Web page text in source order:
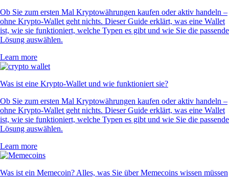
Ob Sie zum ersten Mal Kryptowährungen kaufen oder aktiv handeln –
ohne Krypto-Wallet geht nichts. Dieser Guide erklärt, was eine Wallet
ist, wie sie funktioniert, welche Typen es gibt und wie Sie die passende
Lösung auswählen.
Learn more
Was ist eine Krypto-Wallet und wie funktioniert sie?
Ob Sie zum ersten Mal Kryptowährungen kaufen oder aktiv handeln –
ohne Krypto-Wallet geht nichts. Dieser Guide erklärt, was eine Wallet
ist, wie sie funktioniert, welche Typen es gibt und wie Sie die passende
Lösung auswählen.
Learn more
Was ist ein Memecoin? Alles, was Sie über Memecoins wissen müssen